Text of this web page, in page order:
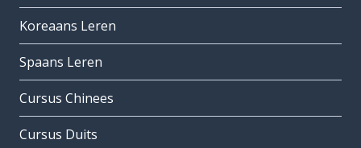
Koreaans Leren
Spaans Leren
Cursus Chinees
Cursus Duits